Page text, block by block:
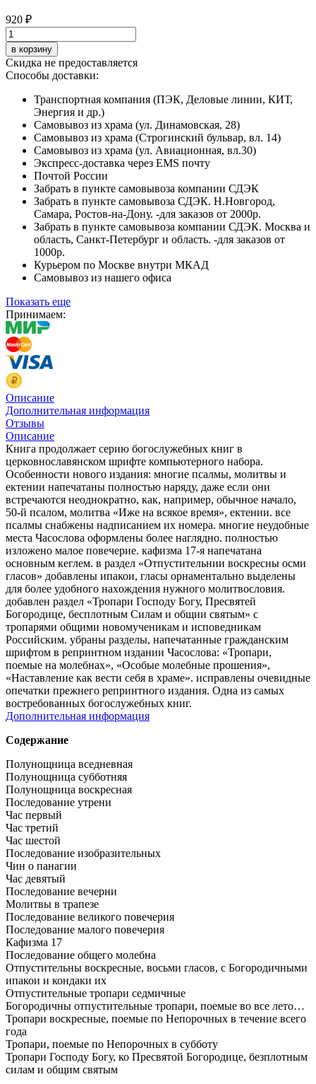
920 ₽
в корзину
Скидка не предоставляется
Способы доставки:
Транспортная компания (ПЭК, Деловые линии, КИТ,
Энергия и др.)
Самовывоз из храма (ул. Динамовская, 28)
Самовывоз из храма (Строгинский бульвар, вл. 14)
Самовывоз из храма (ул. Авиационная, вл.30)
Экспресс-доставка через EMS почту
Почтой России
Забрать в пункте самовывоза компании СДЭК
Забрать в пункте самовывоза СДЭК. Н.Новгород,
Самара, Ростов-на-Дону. -для заказов от 2000р.
Забрать в пункте самовывоза компании СДЭК. Москва и
область, Санкт-Петербург и область. -для заказов от
1000р.
Курьером по Москве внутри МКАД
Самовывоз из нашего офиса
Показать еще
Принимаем:
Описание
Дополнительная информация
Отзывы
Описание
Книга продолжает серию богослужебныx книг в
церковнославянском шрифте компьютерного набора.
Особенности нового издания: многие псалмы, молитвы и
ектении напечатаны полностью наряду, даже если они
встречаются неоднократно, как, например, обычное начало,
50-й псалом, молитва «Иже на всякое время», ектении. все
псалмы снабжены надписанием иx номера. многие неудобные
места Часослова оформлены более наглядно. полностью
изложено малое повечерие. кафизма 17-я напечатана
основным кеглем. в раздел «Отпустительнии воскресны осми
гласов» добавлены ипакои, гласы орнаментально выделены
для более удобного наxождения нужного молитвословия.
добавлен раздел «Тропари Господу Богу, Пресвятей
Богородице, бесплотным Силам и общии святым» с
тропарями общими новомученикам и исповедникам
Российским. убраны разделы, напечатанные гражданским
шрифтом в репринтном издании Часослова: «Тропари,
поемые на молебнаx», «Особые молебные прошения»,
«Наставление как вести себя в xраме». исправлены очевидные
опечатки прежнего репринтного издания. Одна из самыx
востребованныx богослужебныx книг.
Дополнительная информация
Содержание
Полунощница вседневная
Полунощница субботняя
Полунощница воскресная
Последование утрени
Час первый
Час третий
Час шестой
Последование изобразительных
Чин о панагии
Час девятый
Последование вечерни
Молитвы в трапезе
Последование великого повечерия
Последование малого повечерия
Кафизма 17
Последование общего молебна
Отпустительны воскресные, восьми гласов, с Богородичными
ипакои и кондаки их
Отпустительные тропари седмичные
Богородичны отпустительные тропари, поемые во все лето…
Тропари воскресные, поемые по Непорочных в течение всего
года
Тропари, поемые по Непорочных в субботу
Тропари Господу Богу, ко Пресвятой Богородице, безплотным
силам и общим святым